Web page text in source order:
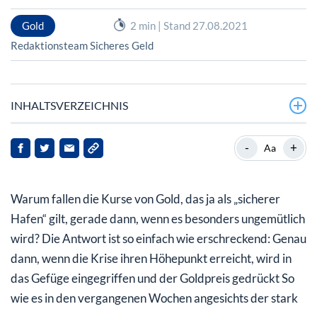
Gold
2 min | Stand 27.08.2021
Redaktionsteam Sicheres Geld
INHALTSVERZEICHNIS
Paradox: Gold fällt oft zu Krisenhöhepunkten
- Aa +
Warum fallen die Kurse von Gold, das ja als „sicherer
Hafen“ gilt, gerade dann, wenn es besonders ungemütlich
wird? Die Antwort ist so einfach wie erschreckend: Genau
dann, wenn die Krise ihren Höhepunkt erreicht, wird in
das Gefüge eingegriffen und der Goldpreis gedrückt So
wie es in den vergangenen Wochen angesichts der stark